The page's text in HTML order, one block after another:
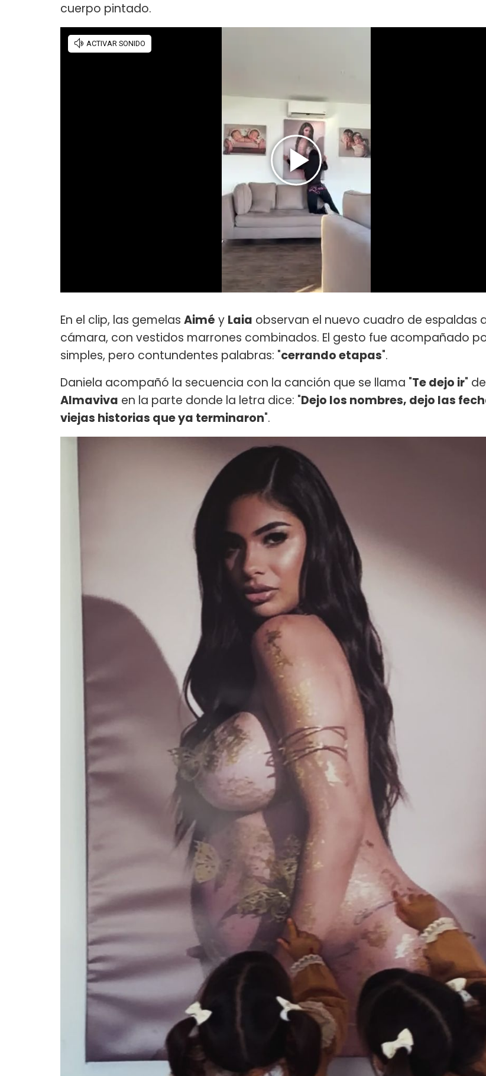
cuerpo pintado.
En el clip, las gemelas Aimé y Laia observan el nuevo cuadro de espaldas
cámara, con vestidos marrones combinados. El gesto fue acompañado
simples, pero contundentes palabras: "cerrando etapas".
Daniela acompañó la secuencia con la canción que se llama "Te dejo ir" de
Almaviva en la parte donde la letra dice: "Dejo los nombres, dejo las
viejas historias que ya terminaron".